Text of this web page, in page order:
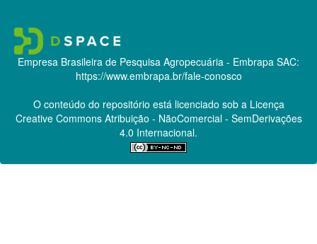
Empresa Brasileira de Pesquisa Agropecuária - Embrapa SAC:
https://www.embrapa.br/fale-conosco
O conteúdo do repositório está licenciado sob a Licença
Creative CommonsAtribuição - NãoComercial - SemDerivações
4.0 Internacional.